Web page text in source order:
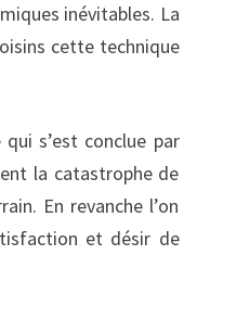
inévitables. La
cette technique
qui s’est conclue par
la catastrophe de
En revanche l’on
et désir de